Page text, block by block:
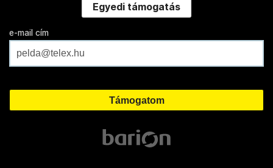
Egyedi támogatás
e-mail cím